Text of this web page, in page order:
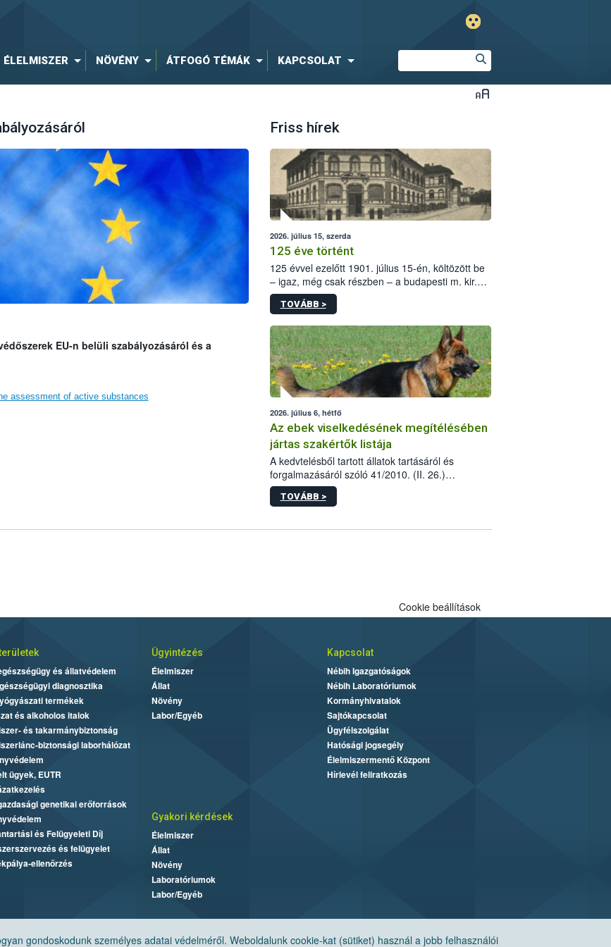
ÉLELMISZER NÖVÉNY ÁTFOGÓ TÉMÁK KAPCSOLAT
EU-n belüli szabályozásáról és a
assessment of active substances
Friss hírek
2026. július 15, szerda
125 éve történt
125 évvel ezelőtt 1901. július 15-én, költözött be
– igaz, még csak részben – a budapesti m. kir.
állami vetőmagvizsgáló állomás a Kis Rókus utca
15. szám alatti, Czigler Győző által tervezett új
TOVÁBB >
2026. július 6, hétfő
Az ebek viselkedésének megítélésében
jártas szakértők listája
A kedvtelésből tartott állatok tartásáról és
forgalmazásáról szóló 41/2010. (II. 26.)
Korm.rendelet szabályozza az eb okozta fizikai
sérülés, illetve ennek veszélye keletkezésekor
veszélyes eb tartását és annak engedélyezését.
TOVÁBB >
gondoskodunk személyes adatai védelméről. Weboldalunk cookie-kat (sütiket) használ a jobb felhasználói
Cookie beállítások
és állatvédelem
diagnosztika
termékek
és alkoholos italok
és takarmánybiztonság
biztonsági laborhálózat
ügyek, EUTR
genetikai erőforrások
és Felügyeleti Díj
és felügyelet
ellenőrzés
Ügyintézés
Élelmiszer
Állat
Növény
Labor/Egyéb
Kapcsolat
Nébih Igazgatóságok
Nébih Laboratóriumok
Kormányhivatalok
Sajtókapcsolat
Ügyfélszolgálat
Hatósági jogsegély
Élelmiszermentő Központ
Hírlevél feliratkozás
Gyakori kérdések
Élelmiszer
Állat
Növény
Laboratóriumok
Labor/Egyéb